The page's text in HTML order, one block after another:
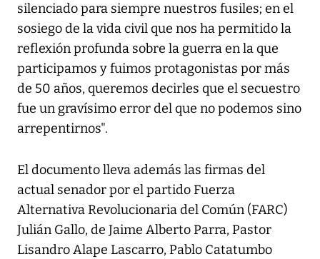
silenciado para siempre nuestros fusiles; en el
sosiego de la vida civil que nos ha permitido la
reflexión profunda sobre la guerra en la que
participamos y fuimos protagonistas por más
de 50 años, queremos decirles que el secuestro
fue un gravísimo error del que no podemos sino
arrepentirnos".
El documento lleva además las firmas del
actual senador por el partido Fuerza
Alternativa Revolucionaria del Común (FARC)
Julián Gallo, de Jaime Alberto Parra, Pastor
Lisandro Alape Lascarro, Pablo Catatumbo